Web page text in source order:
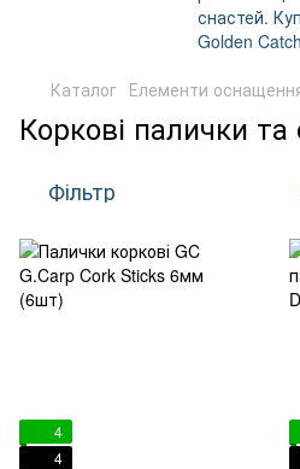
Каталог Елементи
Коркові палички
Фільтр
4
4